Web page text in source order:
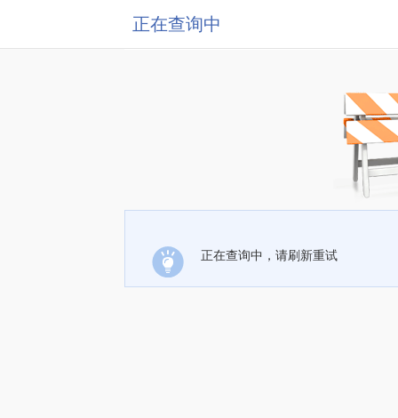
正在查询中
正在查询中，请刷新重试